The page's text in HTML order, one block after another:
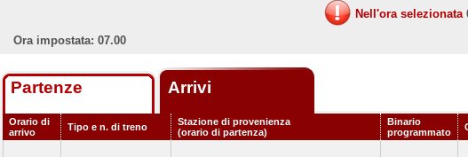
Nell'ora selezionata
Ora impostata: 07.00
Partenze Arrivi
Orario di
arrivo
Tipo e n. di treno
Stazione di provenienza
(orario di partenza)
Binario
programmato